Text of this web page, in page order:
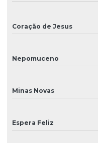
Coração de Jesus
Nepomuceno
Minas Novas
Espera Feliz